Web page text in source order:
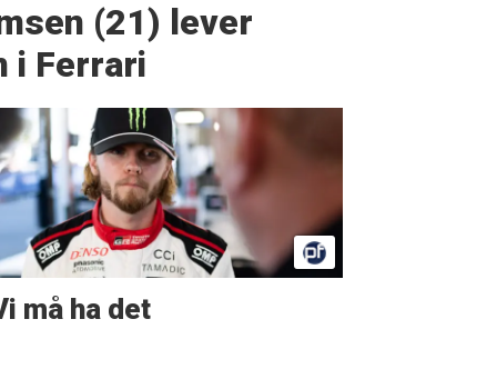
(21) lever
i Ferrari
må ha det